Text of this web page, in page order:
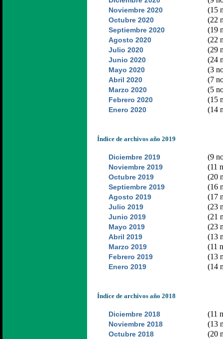
Noviembre 2020 (15
Octubre 2020 (22
Septiembre 2020 (19
Agosto 2020 (22
Julio 2020 (29
Junio 2020 (24
Mayo 2020 (3
Abril 2020 (7
Marzo 2020 (5
Febrero 2020 (15
Enero 2020 (14
Índice de archivos año 2019
Diciembre 2019 (9
Noviembre 2019 (11
Octubre 2019 (20
Septiembre 2019 (16
Agosto 2019 (17
Julio 2019 (23
Junio 2019 (21
Mayo 2019 (23
Abril 2019 (13
Marzo 2019 (11
Febrero 2019 (13
Enero 2019 (14
Índice de archivos año 2018
Diciembre 2018 (11
Noviembre 2018 (13
Octubre 2018 (20